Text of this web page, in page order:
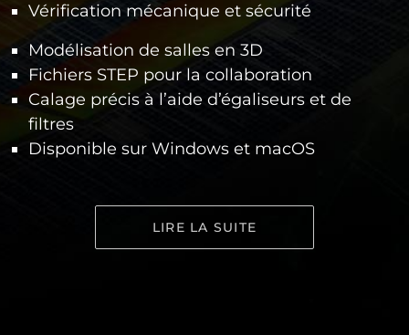
Vérification mécanique et sécurité
Modélisation de salles en 3D
Fichiers STEP pour la collaboration
Calage précis à l’aide d’égaliseurs et de
filtres
Disponible sur Windows et macOS
LIRE LA SUITE